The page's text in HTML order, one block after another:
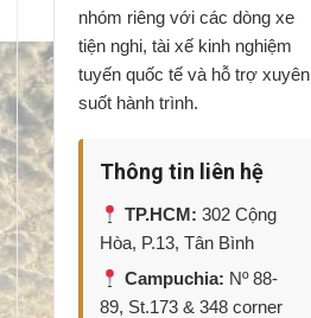
nhóm riêng với các dòng xe
tiện nghi, tài xế kinh nghiệm
tuyến quốc tế và hỗ trợ xuyên
suốt hành trình.
Thông tin liên hệ
TP.HCM: 302 Cộng
Hòa, P.13, Tân Bình
Campuchia: Nº 88-
89, St.173 & 348 corner